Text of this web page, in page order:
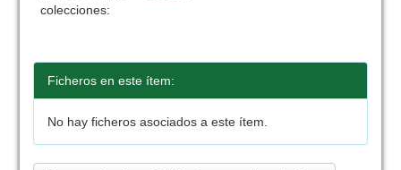
colecciones:
Ficheros en este ítem:
No hay ficheros asociados a este ítem.